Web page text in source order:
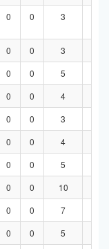
0 0 3
0 0 3
0 0 5
0 0 4
0 0 3
0 0 4
0 0 5
0 0 10
0 0 7
0 0 5